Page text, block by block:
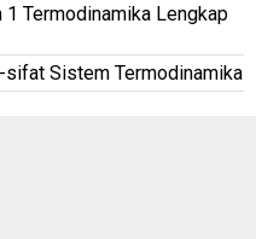
Termodinamika Lengkap
Sistem Termodinamika